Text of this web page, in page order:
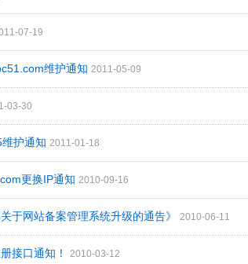
07-19
维护通知 2011-05-09
03-30
护通知 2011-01-18
更换IP通知 2010-09-16
于网站备案管理系统升级的通告》 2010-06-11
接口通知！ 2010-03-12